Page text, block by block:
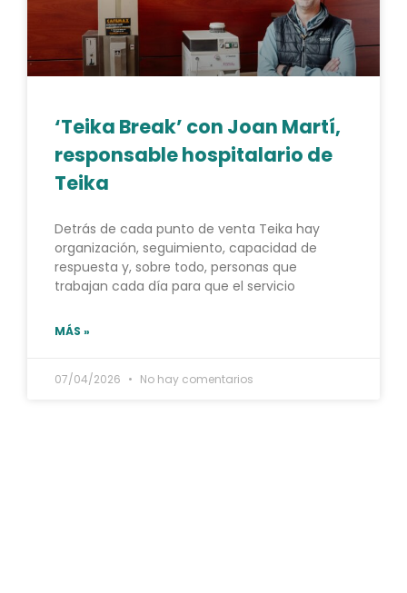
‘Teika Break’ con Joan Martí,
responsable hospitalario de
Teika
Detrás de cada punto de venta Teika hay
organización, seguimiento, capacidad de
respuesta y, sobre todo, personas que
trabajan cada día para que el servicio
MÁS »
07/04/2026 No hay comentarios